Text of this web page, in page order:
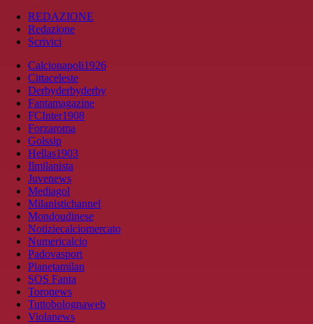
REDAZIONE
Redazione
Scrivici
Calcionapoli1926
Cittaceleste
Derbyderbyderby
Fantamagazine
FCInter1908
Forzaroma
Golssip
Hellas1903
Ilmilanista
Juvenews
Mediagol
Milanistichannel
Mondoudinese
Notiziecalciomercato
Numericalcio
Padovasport
Pianetamilan
SOS Fanta
Toronews
Tuttobolognaweb
Violanews